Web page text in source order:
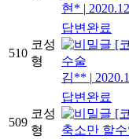
현* |
510
코성
형
답변완료
[
수술
김** |
509
코성
형
답변완료
[
축소만 할